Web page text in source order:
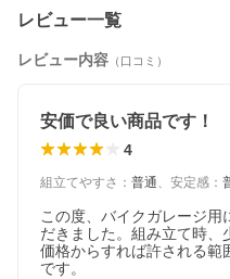
レビュー一覧
レビュー内容 （口コミ）
安価で良い商品です！
4
組立てやすさ ： 普通、 安定感 ：
この度、バイクガレージ用
だきました。組み立て時、
価格からすれば許される範
です。